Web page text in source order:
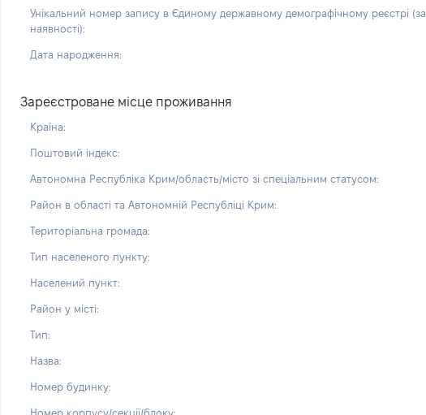
Унікальний номер запису в Єдиному державному демографічному реєстрі (за
наявності):
Дата народження:
Зареєстроване місце проживання
Країна:
Поштовий індекс:
Автономна Республіка Крим/область/місто зі спеціальним статусом:
Район в області та Автономній Республіці Крим:
Територіальна громада:
Тип населеного пункту:
Населений пункт:
Район у місті:
Тип:
Назва:
Номер будинку:
Номер корпусу/секції/блоку: